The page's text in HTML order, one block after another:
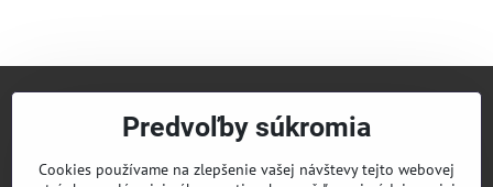
Predvoľby súkromia
Cookies používame na zlepšenie vašej návštevy tejto webovej